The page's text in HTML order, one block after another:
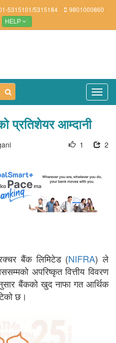
5315101/5315184 9801000860
HELP
प्रतिशेयर आम्दानी
2
1
बैंक लिमिटेड (NIFRA) ले
अपरिष्कृत वित्तीय विवरण
बैंकको खुद नाफा गत आर्थिक
छ।